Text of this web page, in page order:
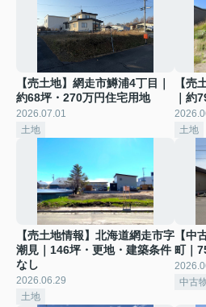
【売土地】網走市鱒浦4丁目｜
約68坪・270万円住宅用地
2026.07.01
土地
【売
｜約
土地
【売土地情報】北海道網走市字
潮見｜146坪・更地・建築条件
なし
2026.06.29
土地
【中
町｜
中古